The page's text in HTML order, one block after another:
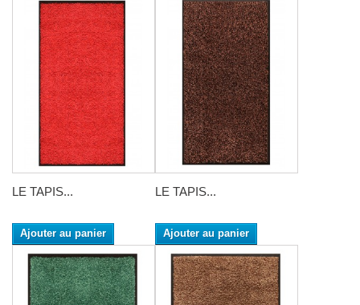
LE TAPIS...
Ajouter au panier
LE TAPIS...
Ajouter au panier